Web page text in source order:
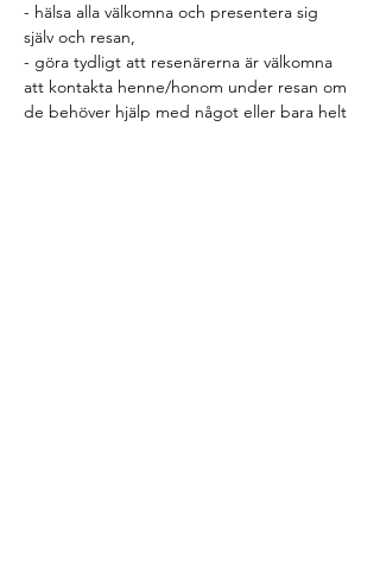
- hälsa alla välkomna och presentera sig
själv och resan,
- göra tydligt att resenärerna är välkomna
att kontakta henne/honom under resan om
de behöver hjälp med något eller bara helt